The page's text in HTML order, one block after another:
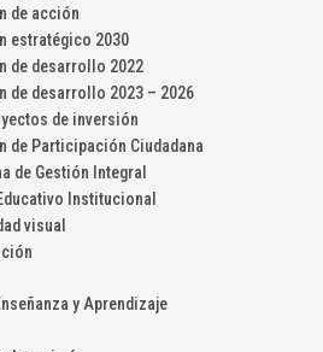
de acción
estratégico 2030
de desarrollo 2022
de desarrollo 2023 – 2026
de inversión
de Participación Ciudadana
de Gestión Integral
Institucional
visual
y Aprendizaje